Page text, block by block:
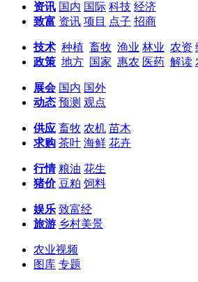
资讯 国内 国际 科技 经济
致富 资讯 项目 点子 招商
技术 种植 畜牧 渔业 林业 农资
政策 地方 国家 惠农 医药 解读
展会 国内 国外
动态 预测 观点
供应 畜牧 农机 苗木
求购 茶叶 海鲜 花卉
行情 粮油 花生
猪价 豆粕 饲料
娱乐 致富经
旅游 乡村美景
农业视频
图库 专题